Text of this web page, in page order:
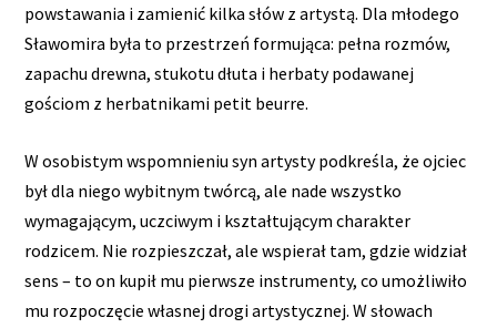
powstawania i zamienić kilka słów z artystą. Dla młodego
Sławomira była to przestrzeń formująca: pełna rozmów,
zapachu drewna, stukotu dłuta i herbaty podawanej
gościom z herbatnikami petit beurre.
W osobistym wspomnieniu syn artysty podkreśla, że ojciec
był dla niego wybitnym twórcą, ale nade wszystko
wymagającym, uczciwym i kształtującym charakter
rodzicem. Nie rozpieszczał, ale wspierał tam, gdzie widział
sens – to on kupił mu pierwsze instrumenty, co umożliwiło
mu rozpoczęcie własnej drogi artystycznej. W słowach